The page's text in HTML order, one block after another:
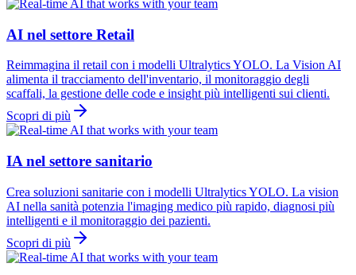
AI nel settore Retail
Reimmagina il retail con i modelli Ultralytics YOLO. La Vision AI
alimenta il tracciamento dell'inventario, il monitoraggio degli
scaffali, la gestione delle code e insight più intelligenti sui clienti.
Scopri di più
IA nel settore sanitario
Crea soluzioni sanitarie con i modelli Ultralytics YOLO. La vision
AI nella sanità potenzia l'imaging medico più rapido, diagnosi più
intelligenti e il monitoraggio dei pazienti.
Scopri di più